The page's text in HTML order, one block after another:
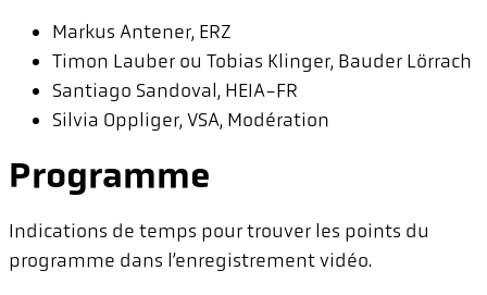
Markus Antener, ERZ
Timon Lauber ou Tobias Klinger, Bauder Lörrach
Santiago Sandoval, HEIA-FR
Silvia Oppliger, VSA, Modération
Programme
Indications de temps pour trouver les points du
programme dans l’enregistrement vidéo.